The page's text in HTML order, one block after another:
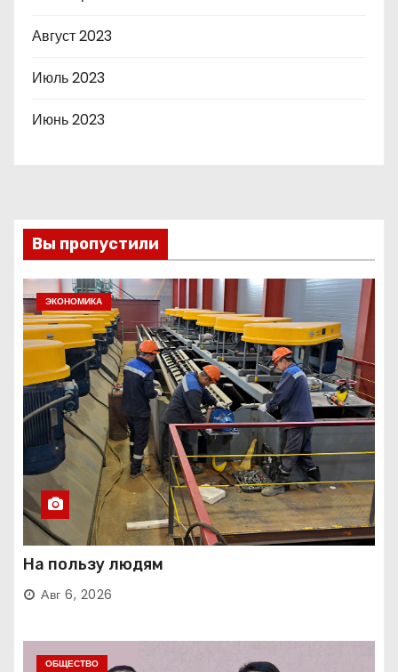
Август 2023
Июль 2023
Июнь 2023
Вы пропустили
ЭКОНОМИКА
На пользу людям
Авг 6, 2026
ОБЩЕСТВО